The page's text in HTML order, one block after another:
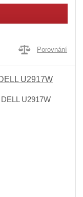
Porovnání
U2917W